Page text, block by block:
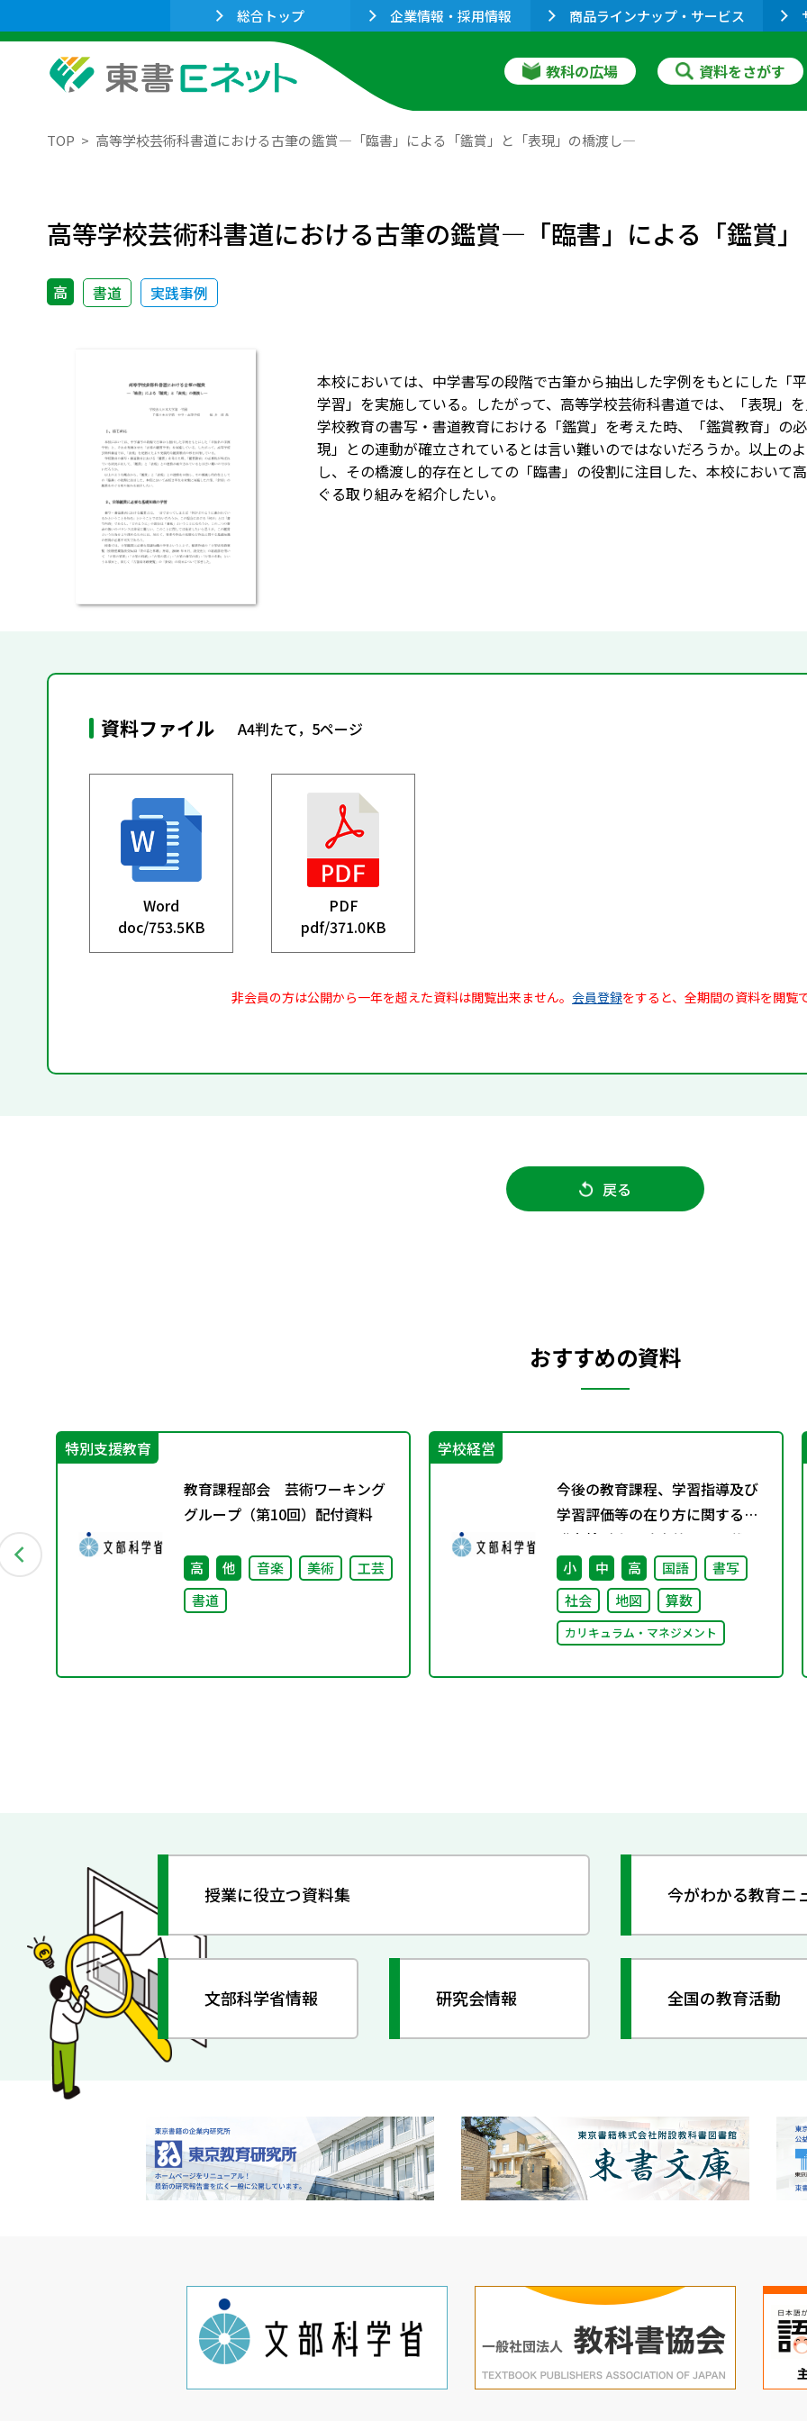
総合トップ 企業情報・採用情報 商品ラインナップ・サービス
教科の広場 資料をさがす
TOP 高等学校芸術科書道における古筆の鑑賞―「臨書」による「鑑賞」と「表現」の橋渡し―
高等学校芸術科書道における古筆の鑑賞―「臨書」による「鑑賞
高 書道 実践事例
本校においては、中学書写の段階で古筆から抽出した字例をもとにした「
学習」を実施している。したがって、高等学校芸術科書道では、「表現」
学校教育の書写・書道教育における「鑑賞」を考えた時、「鑑賞教育」の
現」との連動が確立されているとは言い難いのではないだろうか。以上の
し、その橋渡し的存在としての「臨書」の役割に注目した、本校において
ぐる取り組みを紹介したい。
資料ファイル A4判たて，5ページ
Word
doc/753.5KB
PDF
pdf/371.0KB
非会員の方は公開から一年を超えた資料は閲覧出来ません。 会員登録をすると、全期間の資料を閲覧
戻る
おすすめの資料
特別支援教育
教育課程部会 芸術ワーキング
グループ（第10回）配付資料
高 他 音楽 美術
工芸
書道
学校経営
今後の教育課程、学習指導及び
学習評価等の在り方に関する有
識者検討会の論点整理を掲載し
ました
小 中 高 国語
書写
社会
地図 算数
カリキュラム・マネジメント
授業に役立つ資料集 今がわかる教育ニ
文部科学省情報 研究会情報 全国の教育活動